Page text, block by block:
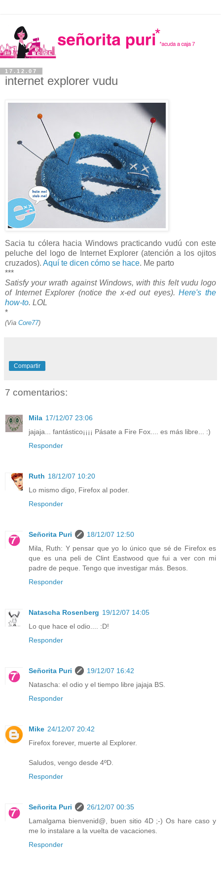
17.12.07
internet explorer vudu
Sacia tu cólera hacia Windows practicando vudú con este
peluche del logo de Internet Explorer (atención a los ojitos
cruzados). Aquí te dicen cómo se hace. Me parto
***
Satisfy your wrath against Windows, with this felt vudu logo
of Internet Explorer (notice the x-ed out eyes).Here's the
how-to. LOL
*
(Via Core77)
Compartir
7 comentarios:
Mila 17/12/07 23:06
jajaja... fantástico¡¡¡¡ Pásate a Fire Fox.... es más libre... :)
Responder
Ruth 18/12/07 10:20
Lo mismo digo, Firefox al poder.
Responder
Señorita Puri
18/12/07 12:50
Mila, Ruth: Y pensar que yo lo único que sé de Firefox es
que es una peli de Clint Eastwood que fui a ver con mi
padre de peque. Tengo que investigar más. Besos.
Responder
Natascha Rosenberg 19/12/07 14:05
Lo que hace el odio.... :D!
Responder
Señorita Puri
19/12/07 16:42
Natascha: el odio y el tiempo libre jajaja BS.
Responder
Mike 24/12/07 20:42
Firefox forever, muerte al Explorer.
Saludos, vengo desde 4ºD.
Responder
Señorita Puri
26/12/07 00:35
Lamalgama bienvenid@, buen sitio 4D ;-) Os hare caso y
me lo instalare a la vuelta de vacaciones.
Responder